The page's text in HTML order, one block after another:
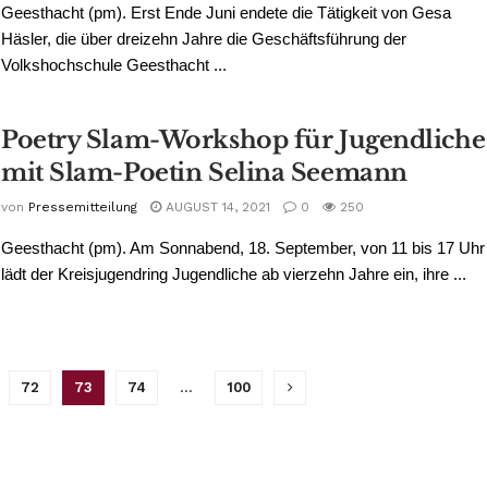
Geesthacht (pm). Erst Ende Juni endete die Tätigkeit von Gesa
Häsler, die über dreizehn Jahre die Geschäftsführung der
Volkshochschule Geesthacht ...
Poetry Slam-Workshop für Jugendliche
mit Slam-Poetin Selina Seemann
von Pressemitteilung AUGUST 14, 2021 0 250
Geesthacht (pm). Am Sonnabend, 18. September, von 11 bis 17 Uhr
lädt der Kreisjugendring Jugendliche ab vierzehn Jahre ein, ihre ...
72 73 74 … 100